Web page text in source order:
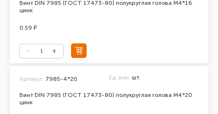
Винт DIN 7985 (ГОСТ 17473-80) полукруглая голова М4*16
цинк
0.59 ₽
Винт DIN 7985 (ГОСТ 17473-80) полукруглая голова М4*20
цинк
Артикул: 7985-4*20 Ед. изм. шт.